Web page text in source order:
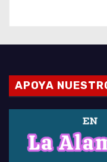
APOYA